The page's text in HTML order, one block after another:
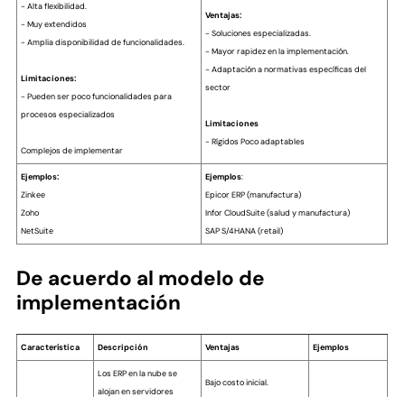
- Alta flexibilidad.
- Muy extendidos
- Amplia disponibilidad de funcionalidades.
Limitaciones:
- Pueden ser poco funcionalidades para
procesos especializados
Complejos de implementar
Ventajas:
- Soluciones especializadas.
- Mayor rapidez en la implementación.
- Adaptación a normativas específicas del
sector
Limitaciones
- Rígidos Poco adaptables
Ejemplos:
Zinkee
Zoho
NetSuite
Ejemplos:
Epicor ERP (manufactura)
Infor CloudSuite (salud y manufactura)
SAP S/4HANA (retail)
De acuerdo al modelo de
implementación
Característica Descripción Ventajas Ejemplos
Los ERP en la nube se
alojan en servidores
Bajo costo inicial.